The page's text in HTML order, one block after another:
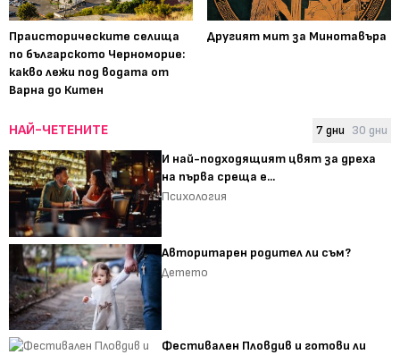
Праисторическите селища
по българското Черноморие:
какво лежи под водата от
Варна до Китен
Другият мит за Минотавъра
НАЙ-ЧЕТЕНИТЕ 7 дни 30 дни
И най-подходящият цвят за дреха
на първа среща е...
Психология
Авторитарен родител ли съм?
Детето
Фестивален Пловдив и готови ли